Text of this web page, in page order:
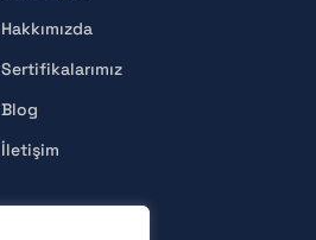
Hakkımızda
Sertifikalarımız
Blog
İletişim